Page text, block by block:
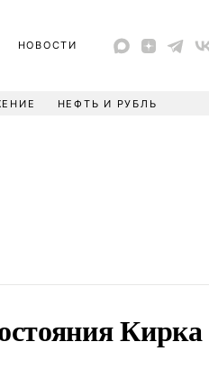
НОВОСТИ
НЕФТЬ И РУБЛЬ
Кирка